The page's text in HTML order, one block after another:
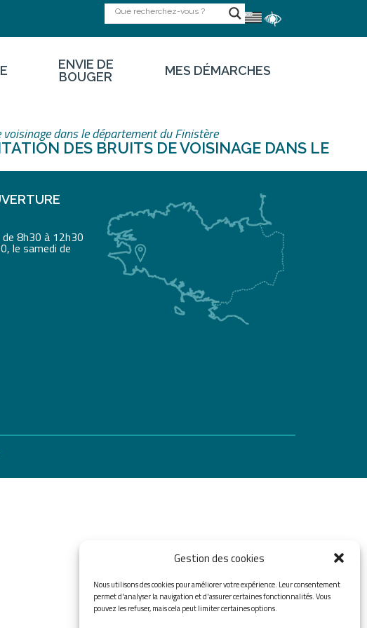
Gestion des cookies
Nous utilisons des cookies pour améliorer votre expérience. Leur consentement
permet d'analyser la navigation et d'assurer certaines fonctionnalités. Vous
pouvez les refuser, mais cela peut limiter certaines options.
ENVIE DE
BOUGER
MES DÉMARCHES
dans le département du Finistère
DES BRUITS DE VOISINAGE DANS LE
de 8h30 à 12h30
le samedi de